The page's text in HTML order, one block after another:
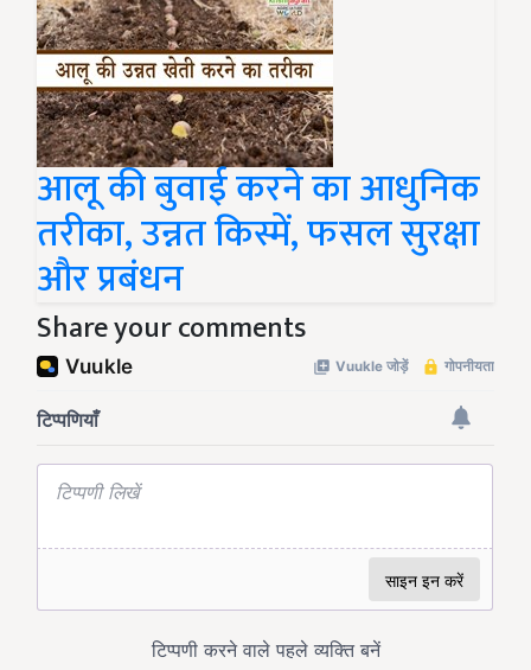
आलू की बुवाई करने का आधुनिक
तरीका, उन्नत किस्में, फसल सुरक्षा
और प्रबंधन
Share your comments